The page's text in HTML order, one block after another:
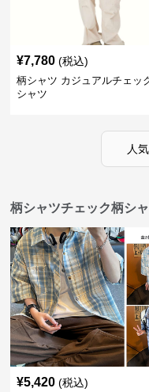
¥7,780 (税込)
柄シャツ カジュアルチェッ
シャツ
人
柄シャツチェック柄シ
¥5,420 (税込)